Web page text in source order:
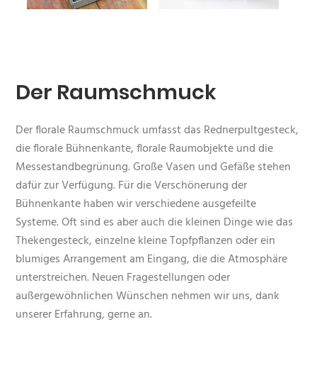
Der Raumschmuck
Der florale Raumschmuck umfasst das Rednerpultgesteck,
die florale Bühnenkante, florale Raumobjekte und die
Messestandbegrünung. Große Vasen und Gefäße stehen
dafür zur Verfügung. Für die Verschönerung der
Bühnenkante haben wir verschiedene ausgefeilte
Systeme. Oft sind es aber auch die kleinen Dinge wie das
Thekengesteck, einzelne kleine Topfpflanzen oder ein
blumiges Arrangement am Eingang, die die Atmosphäre
unterstreichen. Neuen Fragestellungen oder
außergewöhnlichen Wünschen nehmen wir uns, dank
unserer Erfahrung, gerne an.